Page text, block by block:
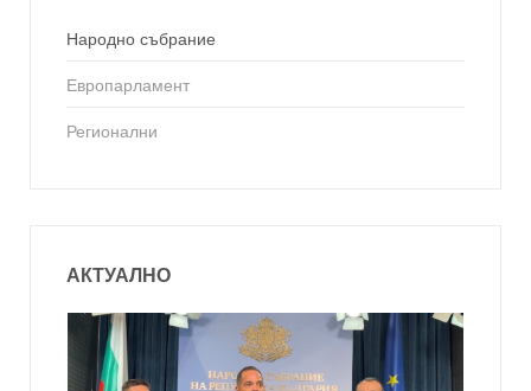
Народно събрание
Европарламент
Регионални
АКТУАЛНО